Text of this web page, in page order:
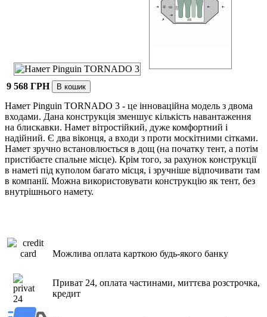
9 568 ГРН
Намет Pinguin TORNADO 3 - це інноваційна модель з двома
входами. Дана конструкція зменшує кількість навантаження
на блискавки. Намет вітростійкий, дуже комфортний і
надійний. Є два віконця, а входи з проти москітними сітками.
Намет зручно встановлюється в дощ (на початку тент, а потім
пристібаєте спальне місце). Крім того, за рахунок конструкції
в наметі під куполом багато місця, і зручніше відпочивати там
в компанії. Можна використовувати конструкцію як тент, без
внутрішнього намету.
Можлива оплата карткою будь-якого банку
Приват 24, оплата частинами, миттєва розстрочка,
кредит